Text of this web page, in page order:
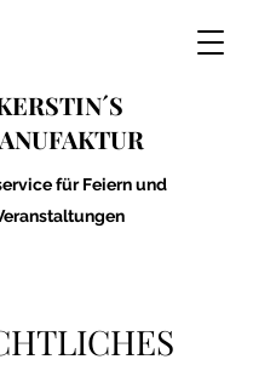
für Feiern und